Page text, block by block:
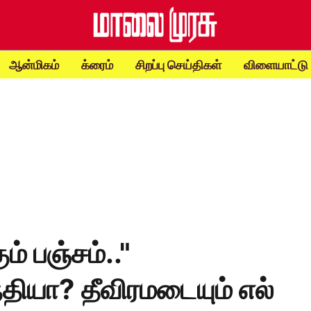
ஆன்மிகம் க்ரைம் சிறப்பு செய்திகள் விளையாட்டு
பஞ்சம்.."
தீவிரமடையும் எல்